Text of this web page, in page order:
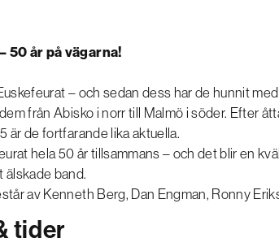
50 år på vägarna!
– och sedan dess har de hunnit
från Abisko i norr till Malmö i söder. Efter
är de fortfarande lika aktuella.
hela 50 år tillsammans – och det blir en
älskade band.
av Kenneth Berg, Dan Engman, Ronny
tider